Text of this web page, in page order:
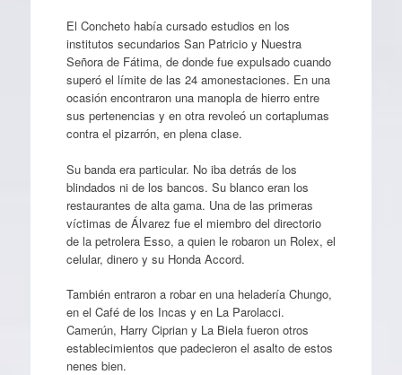
El Concheto había cursado estudios en los
institutos secundarios San Patricio y Nuestra
Señora de Fátima, de donde fue expulsado cuando
superó el límite de las 24 amonestaciones. En una
ocasión encontraron una manopla de hierro entre
sus pertenencias y en otra revoleó un cortaplumas
contra el pizarrón, en plena clase.
Su banda era particular. No iba detrás de los
blindados ni de los bancos. Su blanco eran los
restaurantes de alta gama. Una de las primeras
víctimas de Álvarez fue el miembro del directorio
de la petrolera Esso, a quien le robaron un Rolex, el
celular, dinero y su Honda Accord.
También entraron a robar en una heladería Chungo,
en el Café de los Incas y en La Parolacci.
Camerún, Harry Ciprian y La Biela fueron otros
establecimientos que padecieron el asalto de estos
nenes bien.